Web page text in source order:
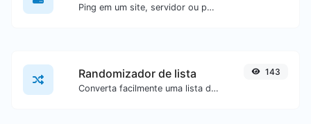
Ping em um site, servidor ou porta.
Randomizador de lista
Converta facilmente uma lista de texto em uma lista aleatória.
143